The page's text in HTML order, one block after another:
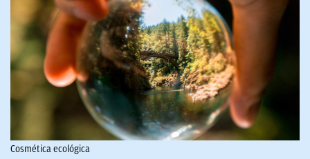
Cosmética ecológica